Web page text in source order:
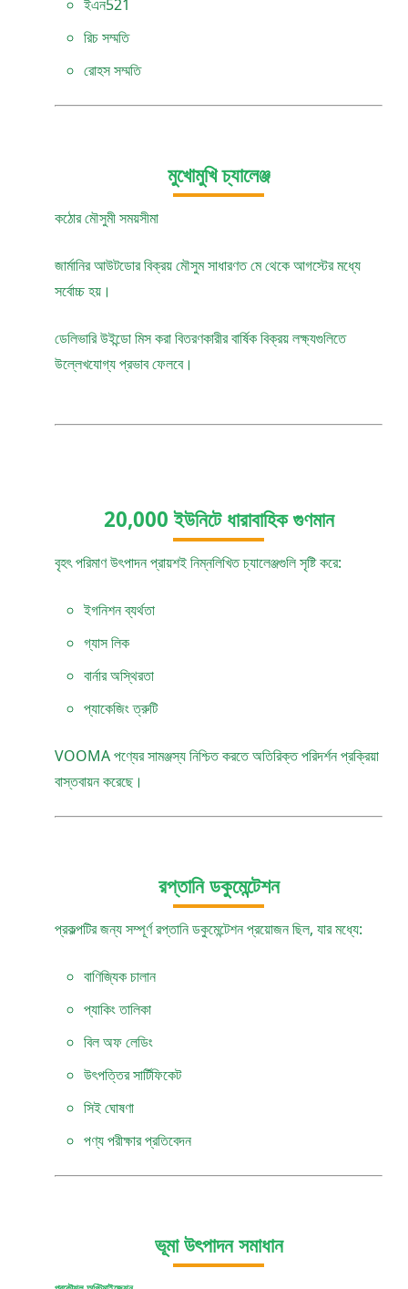
ইএন521
রিচ সম্মতি
রোহস সম্মতি
মুখোমুখি চ্যালেঞ্জ
কঠোর মৌসুমী সময়সীমা
জার্মানির আউটডোর বিক্রয় মৌসুম সাধারণত মে থেকে আগস্টের মধ্যে
সর্বোচ্চ হয়।
ডেলিভারি উইন্ডো মিস করা বিতরণকারীর বার্ষিক বিক্রয় লক্ষ্যগুলিতে
উল্লেখযোগ্য প্রভাব ফেলবে।
20,000 ইউনিটে ধারাবাহিক গুণমান
বৃহৎ পরিমাণ উৎপাদন প্রায়শই নিম্নলিখিত চ্যালেঞ্জগুলি সৃষ্টি করে:
ইগনিশন ব্যর্থতা
গ্যাস লিক
বার্নার অস্থিরতা
প্যাকেজিং ত্রুটি
VOOMA পণ্যের সামঞ্জস্য নিশ্চিত করতে অতিরিক্ত পরিদর্শন প্রক্রিয়া
বাস্তবায়ন করেছে।
রপ্তানি ডকুমেন্টেশন
প্রকল্পটির জন্য সম্পূর্ণ রপ্তানি ডকুমেন্টেশন প্রয়োজন ছিল, যার মধ্যে:
বাণিজ্যিক চালান
প্যাকিং তালিকা
বিল অফ লেডিং
উৎপত্তির সার্টিফিকেট
সিই ঘোষণা
পণ্য পরীক্ষার প্রতিবেদন
ভূমা উৎপাদন সমাধান